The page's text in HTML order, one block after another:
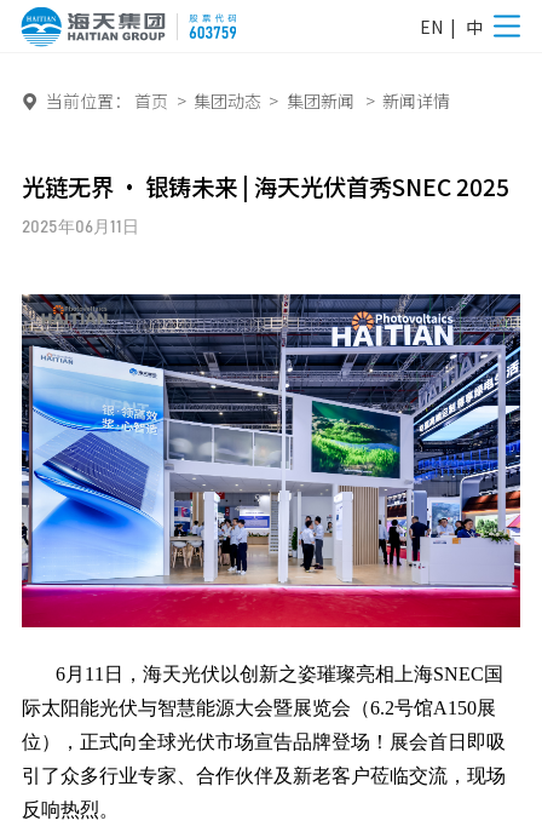
EN | 中
 当前位置： 首页 > 集团动态 > 集团新闻 > 新闻详情
光链无界 · 银铸未来 | 海天光伏首秀SNEC 2025
2025年06月11日
6月11日，海天光伏以创新之姿璀璨亮相上海SNEC国
际太阳能光伏与智慧能源大会暨展览会（6.2号馆A150展
位），正式向全球光伏市场宣告品牌登场！展会首日即吸
引了众多行业专家、合作伙伴及新老客户莅临交流，现场
反响热烈。